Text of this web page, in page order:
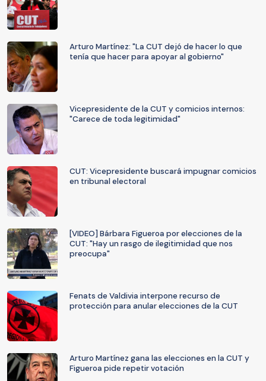
Arturo Martínez: "La CUT dejó de hacer lo que
tenía que hacer para apoyar al gobierno"
Vicepresidente de la CUT y comicios internos:
"Carece de toda legitimidad"
CUT: Vicepresidente buscará impugnar comicios
en tribunal electoral
[VIDEO] Bárbara Figueroa por elecciones de la
CUT: "Hay un rasgo de ilegitimidad que nos
preocupa"
Fenats de Valdivia interpone recurso de
protección para anular elecciones de la CUT
Arturo Martínez gana las elecciones en la CUT y
Figueroa pide repetir votación